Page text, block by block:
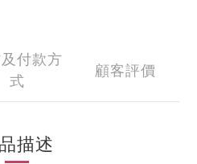
付款方
式
顧客評價
描述